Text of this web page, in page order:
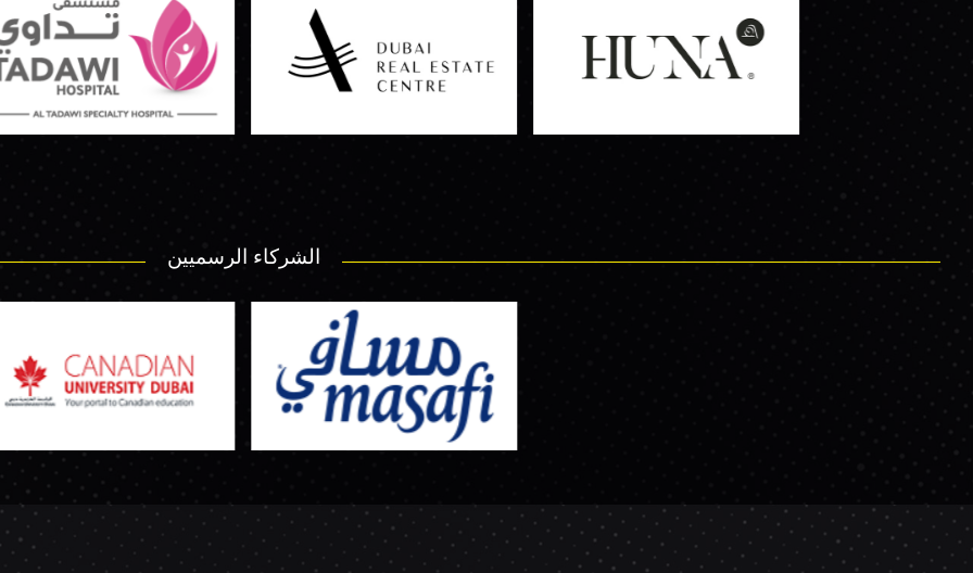
الشركاء الرسميين